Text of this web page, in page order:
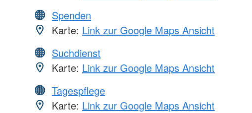
Spenden
Karte: Link zur Google Maps Ansicht
Suchdienst
Karte: Link zur Google Maps Ansicht
Tagespflege
Karte: Link zur Google Maps Ansicht